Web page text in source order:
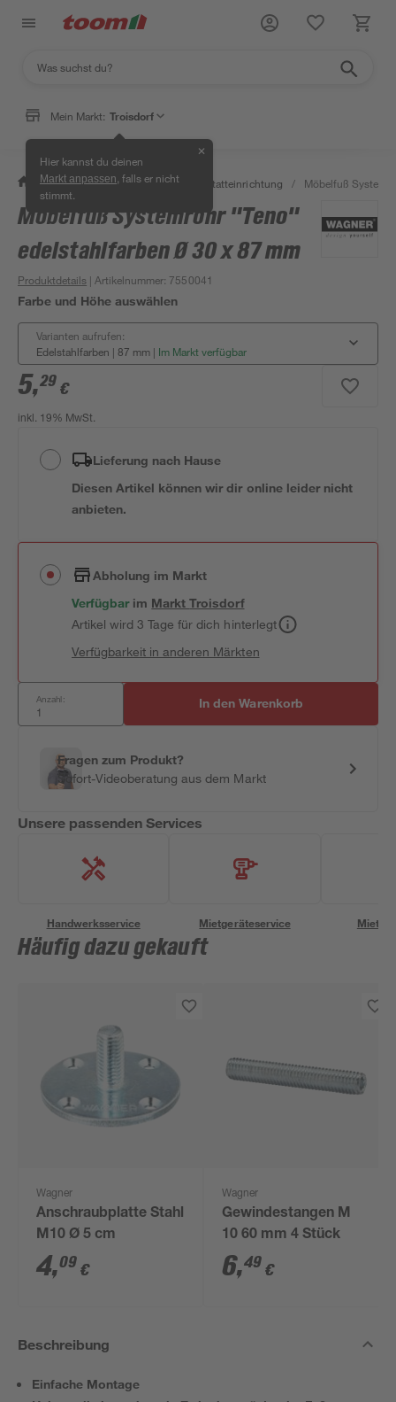
Mein Markt: Troisdorf
Hier kannst du deinen
Markt anpassen , falls er nicht
stimmt.
✕
/ Werkstatt & Maschinen / Werkstatteinrichtung / Möbelfuß
Möbelfuß Systemrohr "Teno"
edelstahlfarben Ø 30 x 87 mm
Produktdetails | Artikelnummer: 7550041
Farbe und Höhe auswählen
Varianten aufrufen:
Edelstahlfarben | 87 mm | Im Markt verfügbar
5,29 €
inkl. 19% MwSt.
Lieferung nach Hause
Diesen Artikel können wir dir online leider nicht
anbieten.
Abholung im Markt
Verfügbar im MarktTroisdorf
Artikel wird 3 Tage für dich hinterlegt
Verfügbarkeit in anderen Märkten
Anzahl: In den Warenkorb
Fragen zum Produkt?
Sofort-Videoberatung aus dem Markt
Unsere passenden Services
Handwerksservice Mietgeräteservice
Häufig dazu gekauft
Wagner
Anschraubplatte Stahl
M10 Ø 5 cm
4,09 €
Wagner
Gewindestangen M
10 60 mm 4 Stück
6,49 €
Beschreibung
Einfache Montage